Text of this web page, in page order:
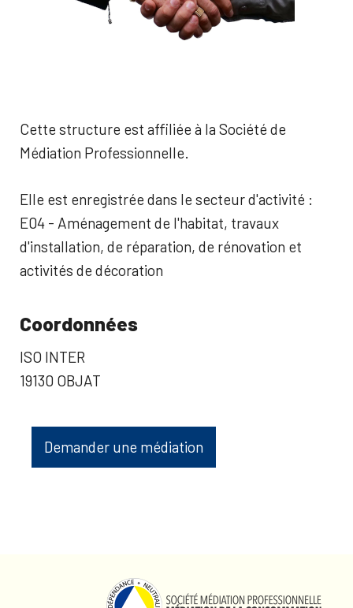
Cette structure est affiliée à la Société de
Médiation Professionnelle.
Elle est enregistrée dans le secteur d'activité :
E04 - Aménagement de l'habitat, travaux
d'installation, de réparation, de rénovation et
activités de décoration
Coordonnées
ISO INTER
19130 OBJAT
Demander une médiation